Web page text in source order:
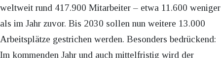
weltweit rund 417.900 Mitarbeiter – etwa 11.600 weniger
als im Jahr zuvor. Bis 2030 sollen nun weitere 13.000
Arbeitsplätze gestrichen werden. Besonders bedrückend:
Im kommenden Jahr und auch mittelfristig wird der